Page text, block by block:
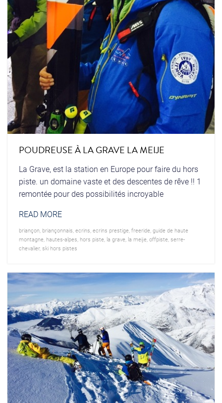
POUDREUSE À LA GRAVE LA MEIJE
La Grave, est la station en Europe pour faire du hors
piste. un domaine vaste et des descentes de rêve !! 1
remontée pour des possibilités incroyable
READ MORE
briançon briançonnais ecrins ecrins prestige, freeride, guide de haute
montagne, hautes-alpes hors piste, la grave, la meije, offpiste, serre-
chevalier, ski hors pistes